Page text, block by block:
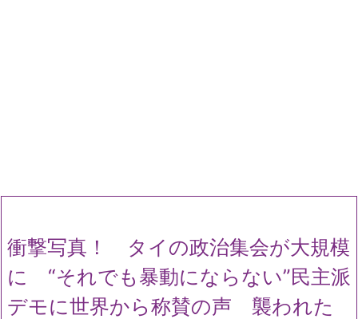
衝撃写真！ タイの政治集会が大規模
に “それでも暴動にならない”民主派
デモに世界から称賛の声 襲われた